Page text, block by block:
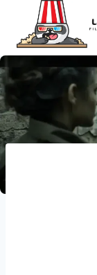
Conteúdo